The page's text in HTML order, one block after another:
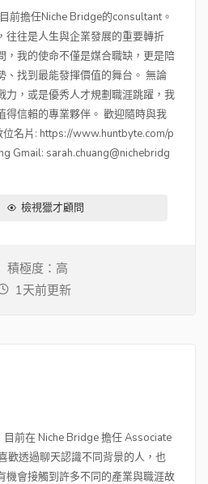
前擔任Niche Bridge的consultant。
往往是人生與企業發展的重要轉折
，我的使命不僅是媒合職缺，更是陪
、找到最能發揮價值的舞台。 無論
力，或是優秀人才規劃職涯跳躍，我
得信賴的專業夥伴。 歡迎隨時與我
位名片: https://www.huntbyte.com/p
Gmail: sarah.chuang@nichebridg
檢視獵才顧問
積極度：高
1天前更新
目前在 Niche Bridge 擔任 Associate
歡透過聊天認識不同背景的人，也
機會接觸到許多不同的產業與職涯故